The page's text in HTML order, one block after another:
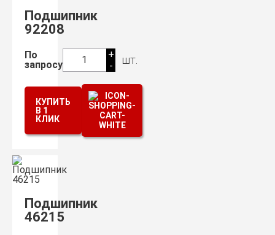
Подшипник
92208
По
запросу
1
+
-
шт.
КУПИТЬ
В 1
КЛИК
Подшипник
46215